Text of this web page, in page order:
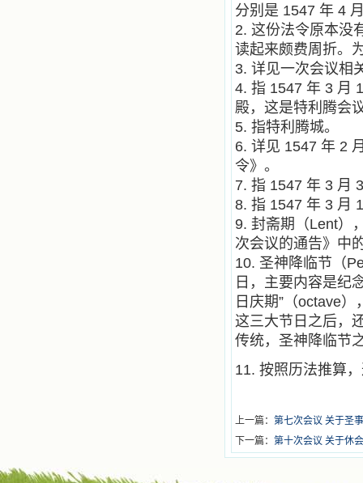
分别是 1547 年 4
2. 这份法令原本没
读起来颇费周折。
3. 详见一次会议相
4. 指 1547 年 3 月
殿，这是特利腾会
5. 指特利腾城。
6. 详见 1547 年 2
令》。
7. 指 1547 年 3 月
8. 指 1547 年 3 月
9. 封斋期（Lent）
次会议的通告》中
10. 圣神降临节（
日，主要内容是纪
日庆期”（octave
这三大节日之后，
传统，圣神降临节
11. 按照历法推算
上一篇： 第七次会议 关于圣
下一篇： 第十次会议 关于休